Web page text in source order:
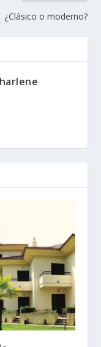
¿Clásico o moderno?